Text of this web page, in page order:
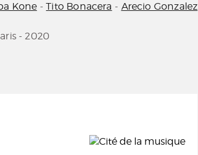
Kone -Tito Bonacera - Arecio Gonzalez
- 2020